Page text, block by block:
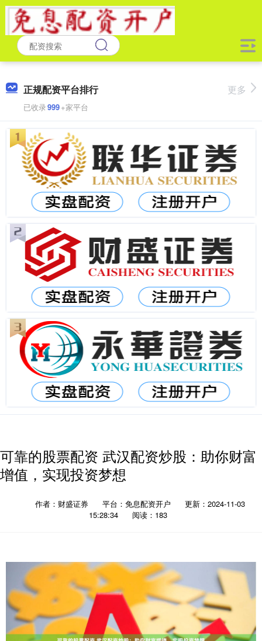
正规配资平台排行
已收录999+家平台
更多
可靠的股票配资 武汉配资炒股：助你财富
增值，实现投资梦想
作者：财盛证券 平台：免息配资开户
更新：2024-11-03
15:28:34
阅读：183